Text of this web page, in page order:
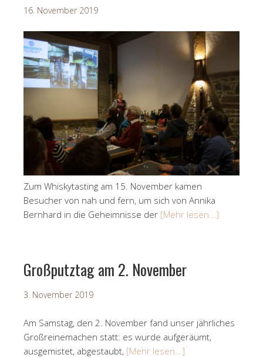
16. November 2019
Zum Whiskytasting am 15. November kamen
Besucher von nah und fern, um sich von Annika
Bernhard in die Geheimnisse der [Mehr lesen...]
Großputztag am 2. November
3. November 2019
Am Samstag, den 2. November fand unser jährliches
Großreinemachen statt: es wurde aufgeräumt,
ausgemistet, abgestaubt, [Mehr lesen...]